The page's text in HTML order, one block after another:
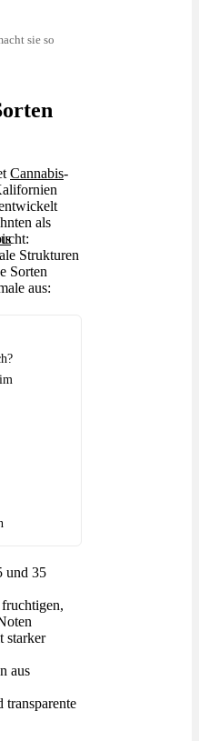
sie so
Cannabis-
als
Strukturen
Sorten
aus:
und 35
starker
aus
transparente